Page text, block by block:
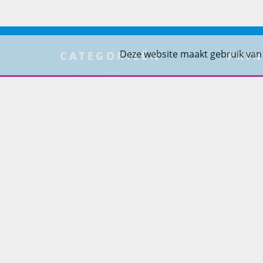
Deze website maakt gebruik
CATEGORIEËN
Tuinmeubelen
Over